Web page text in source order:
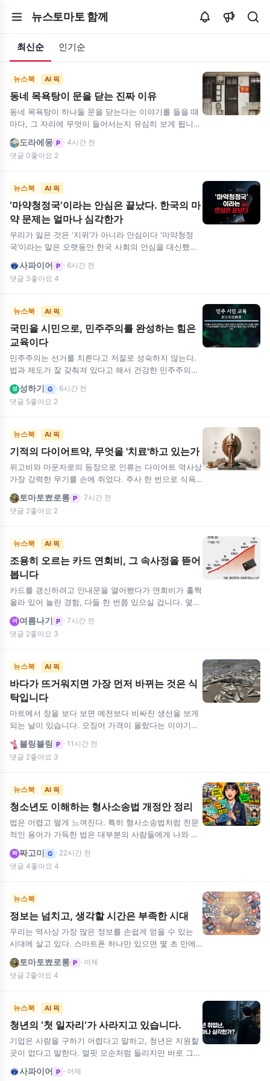
뉴스토마토 함께
최신순 인기순
뉴스북 AI 픽
동네 목욕탕이 문을 닫는 진짜 이유
동네 목욕탕이 하나둘 문을 닫는다는 이야기를 들을 때
마다, 그 자리에 무엇이 들어서는지 유심히 보게 됩니
카페가 들어서는 모습은…
도라에몽 P · 4시간 전
댓글 0좋아요 2
뉴스북 AI 픽
‘마약청정국’이라는 안심은 끝났다. 한국의 마
약 문제는 얼마나 심각한가
우리가 잃은 것은 ‘지위’가 아니라 안심이다 ‘마약청정
국’이라는 말은 오랫동안 한국 사회의 안심을 대신했다.
범한 사람의 생활…
사파이어 P · 6시간 전
댓글 3좋아요 4
뉴스북 AI 픽
국민을 시민으로, 민주주의를 완성하는 힘은
교육이다
민주주의는 선거를 치른다고 저절로 성숙하지 않는다.
법과 제도가 잘 갖춰져 있다고 해서 건강한 민주주의가
서로 다른 의견을 …
성 성하기 G · 6시간 전
댓글 5좋아요 2
뉴스북 AI 픽
기적의 다이어트약, 무엇을 '치료'하고 있는가
위고비와 마운자로의 등장으로 인류는 다이어트 역사상
가장 강력한 무기를 손에 쥐었다. 주사 한 번으로 식욕
증되면서, 비만치료제는…
토마토뾰로롱 P · 7시간 전
댓글 2좋아요 2
뉴스북 AI 픽
조용히 오르는 카드 연회비, 그 속사정을 뜯어
봅니다
카드를 갱신하려고 안내문을 열어봤다가 연회비가 훌쩍
올라 있어 놀란 경험, 다들 한 번쯤 있으실 겁니다. 몇
만원, 20만원…
여 여름나기 P · 7시간 전
댓글 2좋아요 3
뉴스북 AI 픽
바다가 뜨거워지면 가장 먼저 바뀌는 것은 식
탁입니다
마트에서 장을 보다 보면 예전보다 비싸진 생선을 보게
되는 날이 있습니다. 오징어 가격이 올랐다는 이야기를
다는 뉴스를 접하기도…
블링블링 P · 11시간 전
댓글 2좋아요 3
뉴스북 AI 픽
청소년도 이해하는 형사소송법 개정안 정리
법은 어렵고 멀게 느껴진다. 특히 형사소송법처럼 전문
적인 용어가 가득한 법은 대부분의 사람들에게 나와 상
의 것이 아니다. 내가 …
짜 짜고미 G · 22시간 전
댓글 4좋아요 4
뉴스북
정보는 넘치고, 생각할 시간은 부족한 시대
우리는 역사상 가장 많은 정보를 손쉽게 얻을 수 있는
시대에 살고 있다. 스마트폰 하나만 있으면 몇 초 만에
을 실시간으로 접…
토마토뾰로롱 P · 어제
댓글 2좋아요 4
뉴스북 AI 픽
청년의 ‘첫 일자리’가 사라지고 있습니다.
기업은 사람을 구하기 어렵다고 말하고, 청년은 지원할
곳이 없다고 말한다. 얼핏 모순처럼 들리지만 바로 그
셀 것이 아니라, …
사파이어 P · 어제